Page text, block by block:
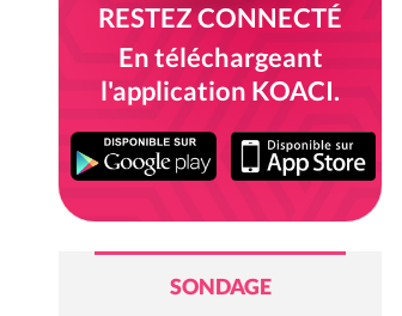
RESTEZ CONNECTÉ
En téléchargeant
l'application KOACI.
SONDAGE